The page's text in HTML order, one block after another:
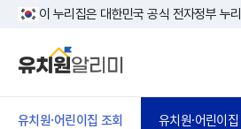
본문 바로가기
이 누리집은 대한민국 공식 전자정부 누
유치원·어린이집 조회 유치원·어린이